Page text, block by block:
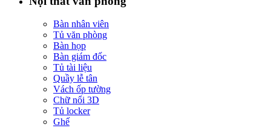
Bàn nhân viên
Tủ văn phòng
Bàn họp
Bàn giám đốc
Tủ tài liệu
Quầy lễ tân
Vách ốp tường
Chữ nổi 3D
Tủ locker
Ghế